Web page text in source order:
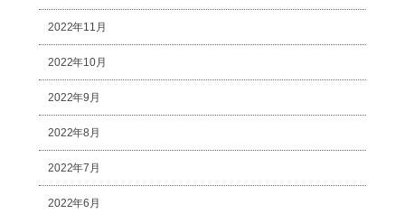
2022年11月
2022年10月
2022年9月
2022年8月
2022年7月
2022年6月